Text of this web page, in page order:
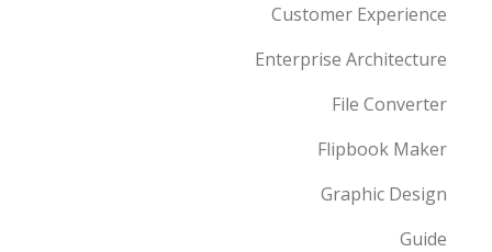
Customer Experience
Enterprise Architecture
File Converter
Flipbook Maker
Graphic Design
Guide